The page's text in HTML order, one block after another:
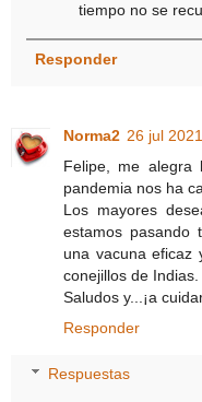
tiempo no se
Responder
Norma2 26 jul
Felipe, me alegra
pandemia nos ha
Los mayores
estamos pasando
una vacuna eficaz
conejillos de Indias.
Saludos y...¡a
Responder
Respuestas